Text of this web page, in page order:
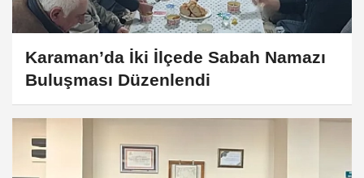
Karaman’da İki İlçede Sabah Namazı
Buluşması Düzenlendi